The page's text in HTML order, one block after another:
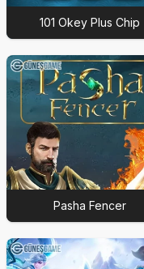
101 Okey Plus Chip
Pasha Fencer